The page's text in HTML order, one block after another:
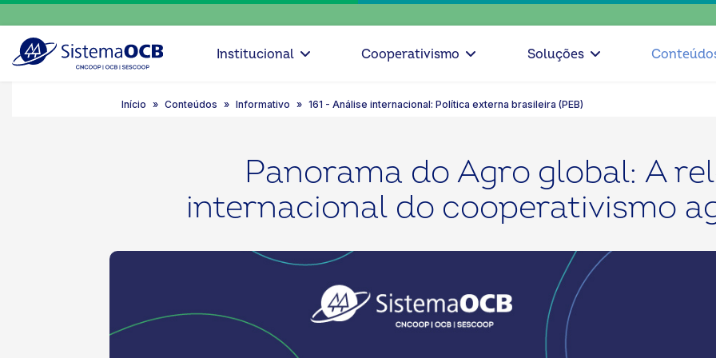
Institucional Cooperativismo Soluções
Início Conteúdos Informativo 161 - Análise internacional: Política externa brasileira (PEB)
Panorama do Agro global: A
internacional do cooperativismo